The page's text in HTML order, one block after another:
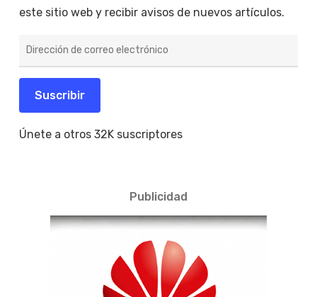
este sitio web y recibir avisos de nuevos artículos.
electrónico
Suscribir
Únete a otros 32K suscriptores
Publicidad